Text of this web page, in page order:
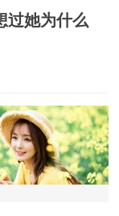
过她为什么